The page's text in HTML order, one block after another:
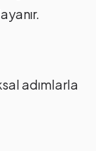
adımlarla